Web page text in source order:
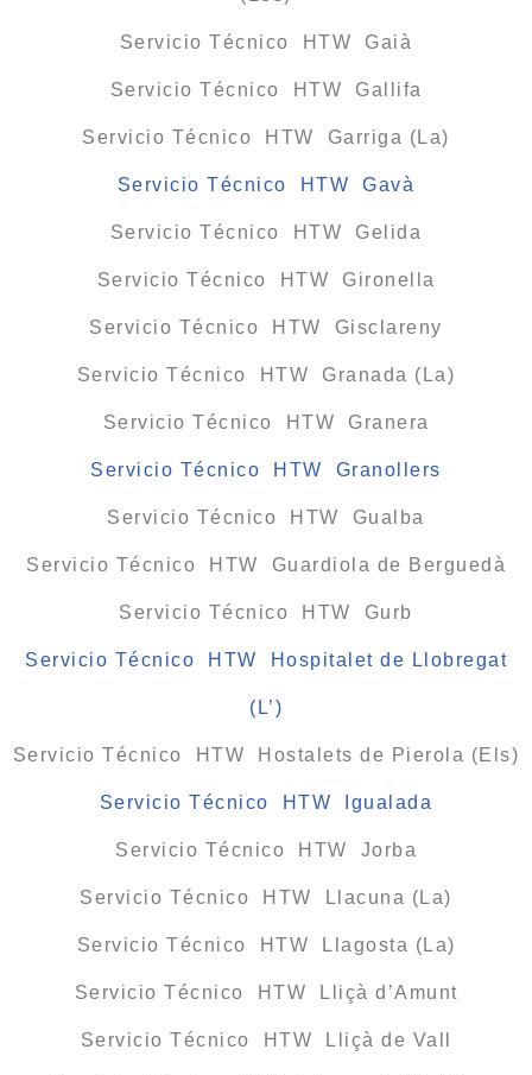
Servicio Técnico HTW Gaià
Servicio Técnico HTW Gallifa
Servicio Técnico HTW Garriga (La)
Servicio Técnico HTW Gavà
Servicio Técnico HTW Gelida
Servicio Técnico HTW Gironella
Servicio Técnico HTW Gisclareny
Servicio Técnico HTW Granada (La)
Servicio Técnico HTW Granera
Servicio Técnico HTW Granollers
Servicio Técnico HTW Gualba
Servicio Técnico HTW Guardiola de Berguedà
Servicio Técnico HTW Gurb
Servicio Técnico HTW Hospitalet de Llobregat
(L’)
Servicio Técnico HTW Hostalets de Pierola (Els)
Servicio Técnico HTW Igualada
Servicio Técnico HTW Jorba
Servicio Técnico HTW Llacuna (La)
Servicio Técnico HTW Llagosta (La)
Servicio Técnico HTW Lliçà d’Amunt
Servicio Técnico HTW Lliçà de Vall